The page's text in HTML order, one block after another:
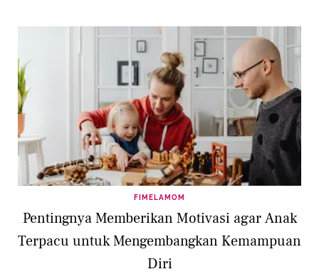
FIMELAMOM
Pentingnya Memberikan Motivasi agar Anak
Terpacu untuk Mengembangkan Kemampuan
Diri